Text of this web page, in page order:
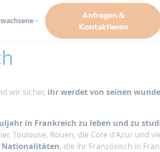
Anfragen &
Kontaktieren
wir sicher, ihr werdet von seinen
in Frankreich zu leben und zu
Toulouse, Rouen, die Cote d'Azur und
Nationalitäten, die ihr Französisch in